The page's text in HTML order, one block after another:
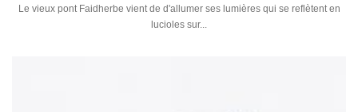
Le vieux pont Faidherbe vient de d'allumer ses lumières qui se reflètent en
lucioles sur...